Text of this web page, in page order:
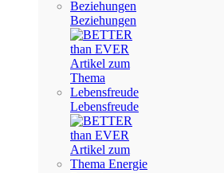
Beziehungen
Lebensfreude